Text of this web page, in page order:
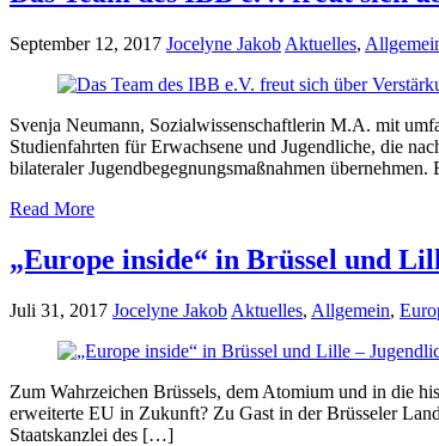
September 12, 2017 Jocelyne Jakob Aktuelles,
Svenja Neumann, Sozialwissenschaftlerin M.A. mit
Studienfahrten für Erwachsene und Jugendliche, die
bilateraler Jugendbegegnungsmaßnahmen
Read More
„Europe inside“ in Brüssel und
Juli 31, 2017 Jocelyne Jakob Aktuelles, Allgemein,
Zum Wahrzeichen Brüssels, dem Atomium und in die
erweiterte EU in Zukunft? Zu Gast in der Brüsseler
Staatskanzlei des […]